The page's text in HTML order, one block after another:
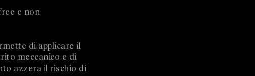
e non
di applicare il
meccanico e di
azzera il rischio di